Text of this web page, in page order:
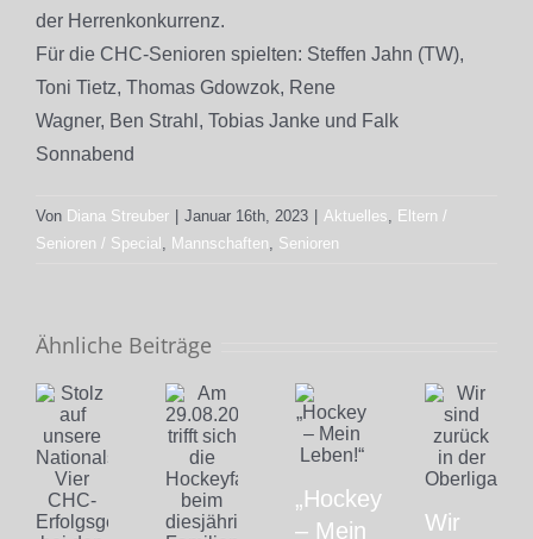
der Herrenkonkurrenz.
Für die CHC-Senioren spielten: Steffen Jahn (TW),
Toni Tietz, Thomas Gdowzok, Rene
Wagner, Ben Strahl, Tobias Janke und Falk
Sonnabend
Von Diana Streuber Januar 16th, 2023 Aktuelles, Eltern /
Senioren / Special , Mannschaften, Senioren
Ähnliche Beiträge
„Hockey
– Mein
Wir